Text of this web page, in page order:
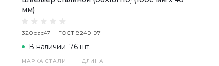
мм)
320bac47 ГОСТ 8240-97
МАРКА СТАЛИ ДЛИНА
В наличии 76 шт.